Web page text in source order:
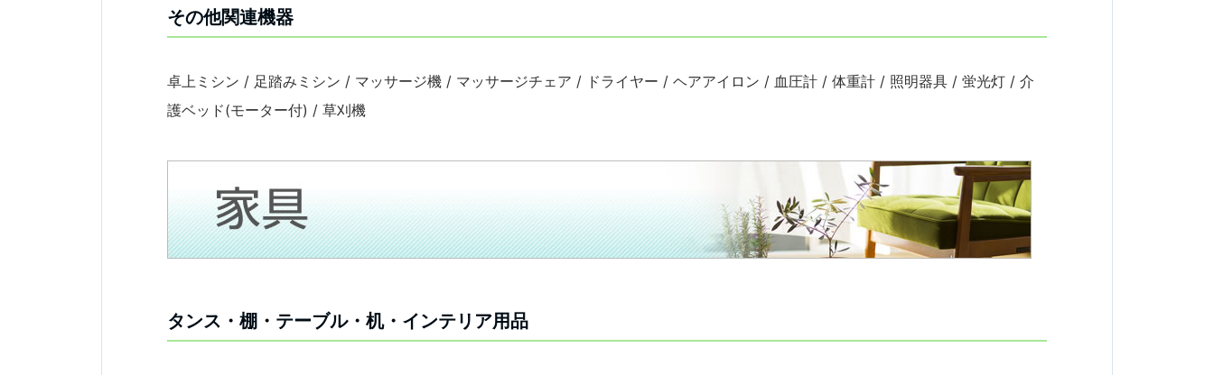
その他関連機器
卓上ミシン / 足踏みミシン / マッサージ機 / マッサージチェア / ドライヤー / ヘアアイロン / 血圧計 / 体重計 / 照明器具 / 蛍光灯 / 介
護ベッド(モーター付) / 草刈機
タンス・棚・テーブル・机・インテリア用品